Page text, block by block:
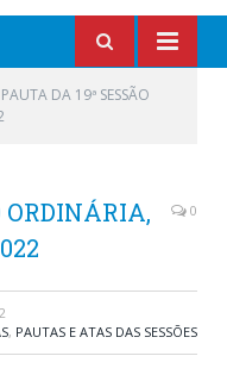
PAUTA DA 19ª SESSÃO
ORDINÁRIA,
0
, PAUTAS E ATAS DAS SESSÕES